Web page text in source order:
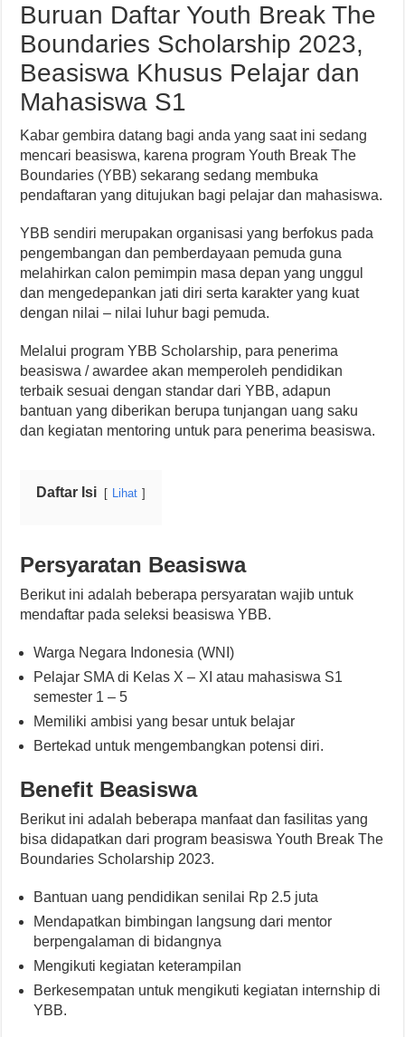
Buruan Daftar Youth Break The
Boundaries Scholarship 2023,
Beasiswa Khusus Pelajar dan
Mahasiswa S1
Kabar gembira datang bagi anda yang saat ini sedang
mencari beasiswa, karena program Youth Break The
Boundaries (YBB) sekarang sedang membuka
pendaftaran yang ditujukan bagi pelajar dan mahasiswa.
YBB sendiri merupakan organisasi yang berfokus pada
pengembangan dan pemberdayaan pemuda guna
melahirkan calon pemimpin masa depan yang unggul
dan mengedepankan jati diri serta karakter yang kuat
dengan nilai – nilai luhur bagi pemuda.
Melalui program YBB Scholarship, para penerima
beasiswa / awardee akan memperoleh pendidikan
terbaik sesuai dengan standar dari YBB, adapun
bantuan yang diberikan berupa tunjangan uang saku
dan kegiatan mentoring untuk para penerima beasiswa.
Daftar Isi Lihat
Persyaratan Beasiswa
Berikut ini adalah beberapa persyaratan wajib untuk
mendaftar pada seleksi beasiswa YBB.
Warga Negara Indonesia (WNI)
Pelajar SMA di Kelas X – XI atau mahasiswa S1
semester 1 – 5
Memiliki ambisi yang besar untuk belajar
Bertekad untuk mengembangkan potensi diri.
Benefit Beasiswa
Berikut ini adalah beberapa manfaat dan fasilitas yang
bisa didapatkan dari program beasiswa Youth Break The
Boundaries Scholarship 2023.
Bantuan uang pendidikan senilai Rp 2.5 juta
Mendapatkan bimbingan langsung dari mentor
berpengalaman di bidangnya
Mengikuti kegiatan keterampilan
Berkesempatan untuk mengikuti kegiatan internship di
YBB.